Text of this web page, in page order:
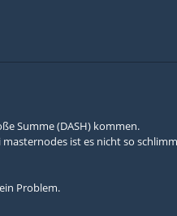
Summe (DASH) kommen.
ist es nicht so
Problem.